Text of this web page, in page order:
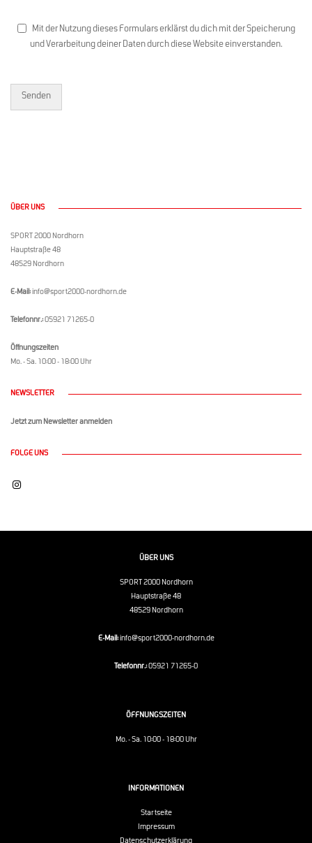
Mit der Nutzung dieses Formulars erklärst du dich mit der Speicherung
und Verarbeitung deiner Daten durch diese Website einverstanden.
ÜBER UNS
SPORT 2000 Nordhorn
Hauptstraße 48
48529 Nordhorn
E-Mail:info@sport2000-nordhorn.de
Telefonnr.:05921 71265-0
Öffnungszeiten
Mo. - Sa. 10:00 - 18:00 Uhr
NEWSLETTER
Jetzt zum Newsletter anmelden
FOLGE UNS
ÜBER UNS
SPORT 2000 Nordhorn
Hauptstraße 48
48529 Nordhorn
E-Mail: info@sport2000-nordhorn.de
Telefonnr.:05921 71265-0
ÖFFNUNGSZEITEN
Mo. - Sa. 10:00 - 18:00 Uhr
INFORMATIONEN
Startseite
Impressum